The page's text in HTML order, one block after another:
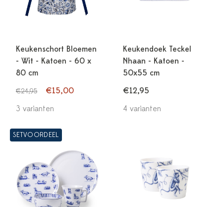
Keukenschort Bloemen
- Wit - Katoen - 60 x
80 cm
€24,95
€15,00
3 varianten
Keukendoek Teckel
Nhaan - Katoen -
50x55 cm
€12,95
4 varianten
SETVOORDEEL